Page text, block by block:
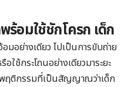
อมใช้ชักโครก เด็ก
มอย่างเดียว ไปเป็นการขับถ่าย
ใช้กระโถนอย่างเดียวมาระยะ
ติกรรมที่เป็นสัญญาณว่าเด็ก